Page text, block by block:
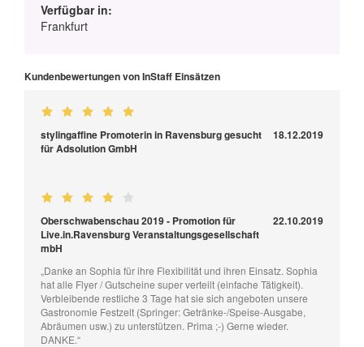
Verfügbar in:
Frankfurt
Kundenbewertungen von InStaff Einsätzen
stylingaffine Promoterin in Ravensburg gesucht
für Adsolution GmbH
18.12.2019
Oberschwabenschau 2019 - Promotion für
Live.in.Ravensburg Veranstaltungsgesellschaft
mbH
22.10.2019
„Danke an Sophia für ihre Flexibilität und ihren Einsatz. Sophia
hat alle Flyer / Gutscheine super verteilt (einfache Tätigkeit).
Verbleibende restliche 3 Tage hat sie sich angeboten unsere
Gastronomie Festzelt (Springer: Getränke-/Speise-Ausgabe,
Abräumen usw.) zu unterstützen. Prima ;-) Gerne wieder.
DANKE.“